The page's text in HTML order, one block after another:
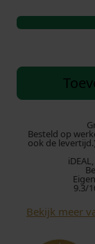
Besteld op
ook de levertijd.)
9.3/
Bekijk meer